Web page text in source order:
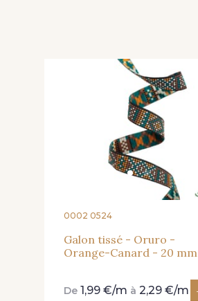
0002 0524
Galon tissé - Oruro -
Orange-Canard - 20 mm
De 1,99 €/m à 2,29 €/m